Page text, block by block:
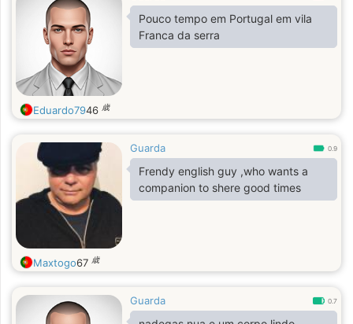
Pouco tempo em Portugal em vila
Franca da serra
Eduardo7946 歳
Guarda 0.9
Frendy english guy ,who wants a
companion to shere good times
Maxtogo67 歳
Guarda 0.7